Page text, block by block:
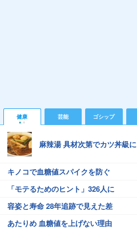
健康 芸能 ゴシップ
麻辣湯 具材次第でカツ丼級に
キノコで血糖値スパイクを防ぐ
「モテるためのヒント」326人に
容姿と寿命 28年追跡で見えた差
あたりめ 血糖値を上げない理由